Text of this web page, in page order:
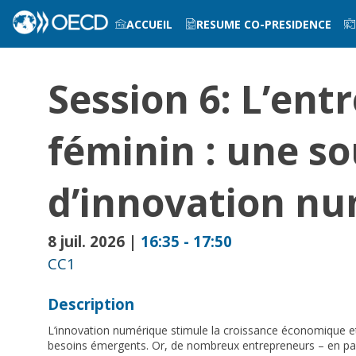
ACCUEIL RESUME CO-PRESIDENCE
Session 6:
féminin : une
d’innovation
8 juil. 2026 | 16:35 - 17:50
CC1
Description
L’innovation numérique stimule la croissance
besoins émergents. Or, de nombreux entrepreneurs – en